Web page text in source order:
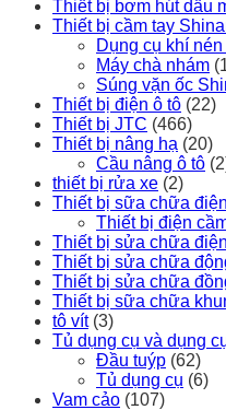
Thiết bị bơm hút dầu
Thiết bị cầm tay
Dụng cụ khí
Máy chà nhám
Súng vặn ốc
Thiết bị điện ô tô (22)
Thiết bị JTC (466)
Thiết bị nâng hạ (20)
Cầu nâng ô tô
thiết bị rửa xe (2)
Thiết bị sữa chữa điện
Thiết bị điện
Thiết bị sửa chữa
Thiết bị sửa chữa
Thiết bị sửa chữa
Thiết bị sữa chữa
tô vít (3)
Tủ dụng cụ và dụng
Đầu tuýp (62)
Tủ dụng cụ (6)
Vam cảo (107)